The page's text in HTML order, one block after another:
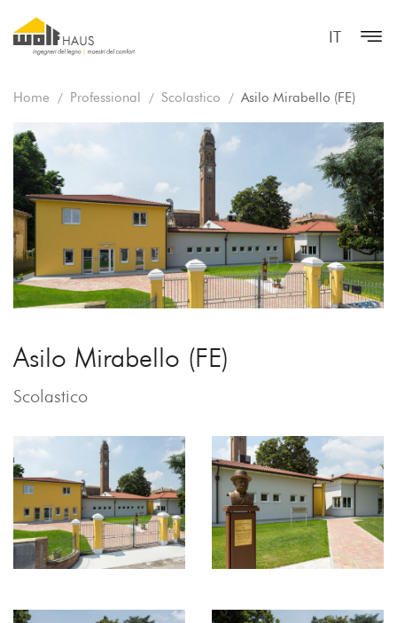
IT
Home Professional Scolastico Asilo Mirabello (FE)
Asilo Mirabello (FE)
Scolastico